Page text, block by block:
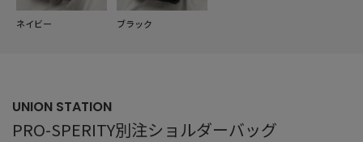
ネイビー ブラック
UNION STATION
PRO-SPERITY別注ショルダーバッグ